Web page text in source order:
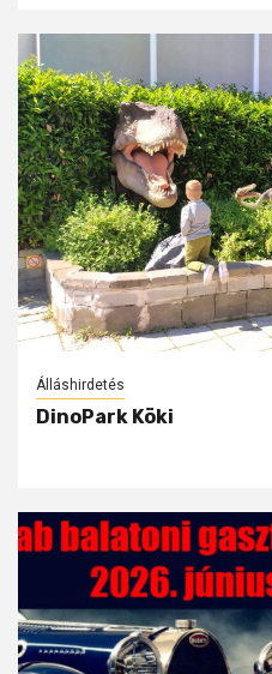
Álláshirdetés
DinoPark Köki